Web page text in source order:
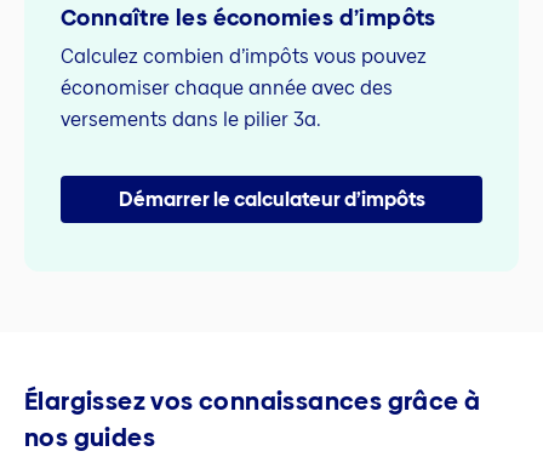
Connaître les économies d’impôts
Calculez combien d’impôts vous pouvez
économiser chaque année avec des
versements dans le pilier 3a.
Démarrer le calculateur d’impôts
Élargissez vos connaissances grâce à
nos guides